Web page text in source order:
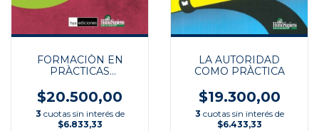
FORMACIÒN EN
PRÀCTICAS
$20.500,00
3 cuotas sin interés de
$6.833,33
LA AUTORIDAD
COMO PRÀCTICA
$19.300,00
3 cuotas sin interés de
$6.433,33